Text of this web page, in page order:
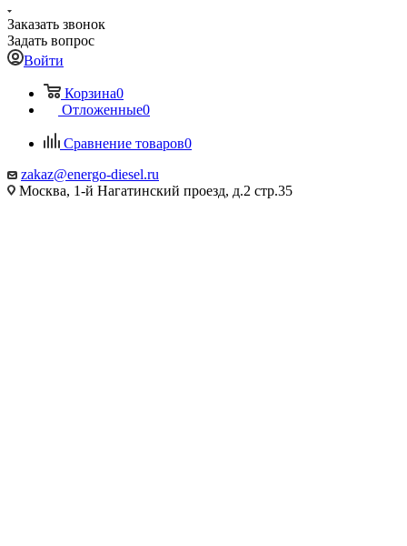
Заказать звонок
Задать вопрос
Войти
Корзина0
Отложенные0
Сравнение товаров0
zakaz@energo-diesel.ru
Москва, 1-й Нагатинский проезд, д.2 стр.35